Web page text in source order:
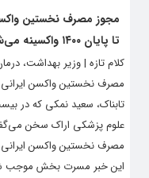
مجوز مصرف نخستین واکسن
تا پایان ۱۴۰۰ واکسینه می‌شوند
کلام تازه | وزیر بهداشت،
مصرف نخستین واکسن ایرانی
تابناک، سعید نمکی که در
علوم پزشکی اراک سخن
مصرف نخستین واکسن ایرانی
این خبر مسرت بخش موجب